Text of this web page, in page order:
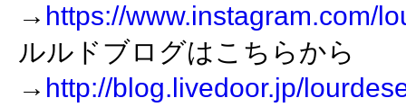
→ https://www.instagram.com/
ルルドブログはこちらから
→ http://blog.livedoor.jp/